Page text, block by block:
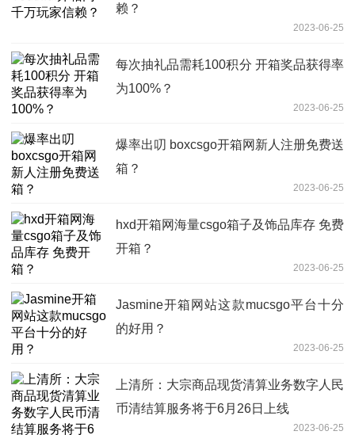
赖？
2023-06-25
每次抽礼品需耗100积分 开箱奖品获得率
为100%？
2023-06-25
爆率出叨 boxcsgo开箱网新人注册免费送
箱？
2023-06-25
hxd开箱网海量csgo箱子及饰品库存 免费
开箱？
2023-06-25
Jasmine开箱网站这款mucsgo平台十分
的好用？
2023-06-25
上清所：大宗商品现货清算业务数字人民
币清结算服务将于6月26日上线
2023-06-25